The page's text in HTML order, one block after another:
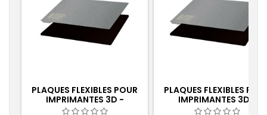
PLAQUES FLEXIBLES POUR
IMPRIMANTES 3D -
130X80MM
PLAQUES FLEXIBLES
IMPRIMANTES 3D -
140X85MM